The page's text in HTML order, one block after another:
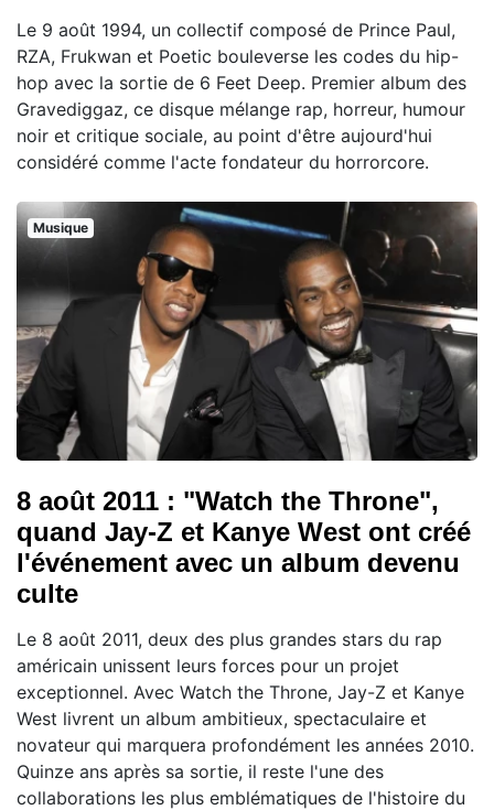
Le 9 août 1994, un collectif composé de Prince Paul,
RZA, Frukwan et Poetic bouleverse les codes du hip-
hop avec la sortie de 6 Feet Deep. Premier album des
Gravediggaz, ce disque mélange rap, horreur, humour
noir et critique sociale, au point d'être aujourd'hui
considéré comme l'acte fondateur du horrorcore.
Musique
8 août 2011 : "Watch the Throne",
quand Jay-Z et Kanye West ont créé
l'événement avec un album devenu
culte
Le 8 août 2011, deux des plus grandes stars du rap
américain unissent leurs forces pour un projet
exceptionnel. Avec Watch the Throne, Jay-Z et Kanye
West livrent un album ambitieux, spectaculaire et
novateur qui marquera profondément les années 2010.
Quinze ans après sa sortie, il reste l'une des
collaborations les plus emblématiques de l'histoire du